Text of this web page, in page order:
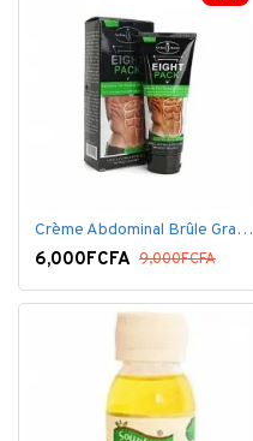
Crème Abdominal Brûle Graisse - Effet Rapide - 170grs
6,000FCFA 9,000FCFA